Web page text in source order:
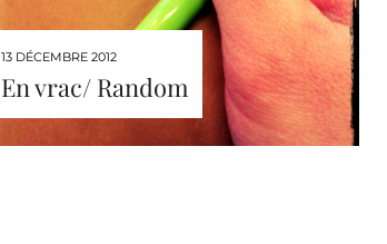
13 DÉCEMBRE 2012
En vrac/ Random